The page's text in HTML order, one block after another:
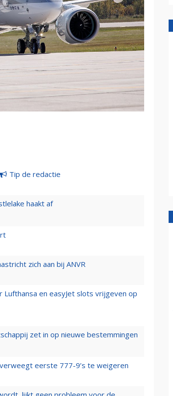
Tip de redactie
haakt af
zich aan bij ANVR
en easyJet slots vrijgeven op
zet in op nieuwe bestemmingen
eerste 777-9’s te weigeren